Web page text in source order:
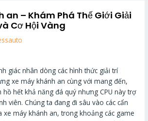
an – Khám Phá Thế Giới Giải
Cơ Hội Vàng
giác nhân dòng các hình thức giải trí
xe máy khánh an cùng với mang đến,
hồ hết khả năng đá quý nhưng CPU này trợ
viên. Chúng ta đang đi sâu vào các cẩn
xe máy khánh an, trong khoảng các game